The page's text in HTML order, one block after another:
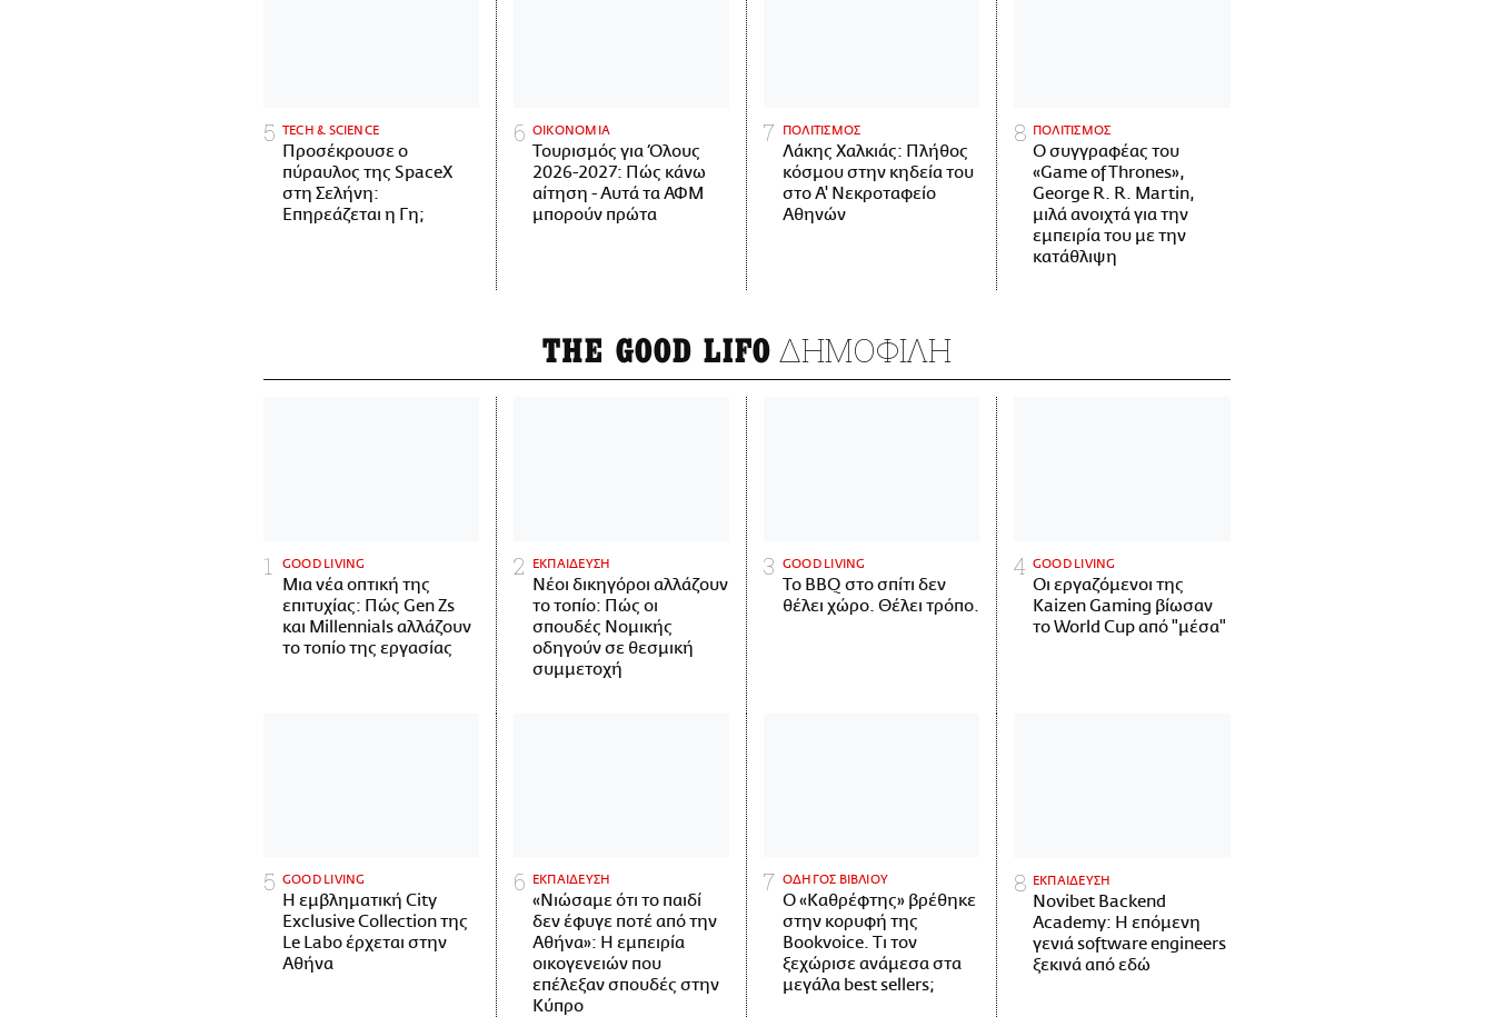
ΤECH & SCIENCE
Προσέκρουσε ο
πύραυλος της SpaceX
στη Σελήνη:
Επηρεάζεται η Γη;
ΟΙΚΟΝΟΜΙΑ
Τουρισμός για Όλους
2026-2027: Πώς κάνω
αίτηση - Αυτά τα ΑΦΜ
μπορούν πρώτα
ΠΟΛΙΤΙΣΜΟΣ
Λάκης Χαλκιάς: Πλήθος
κόσμου στην κηδεία του
στο Α' Νεκροταφείο
Αθηνών
ΠΟΛΙΤΙΣΜΟΣ
Ο συγγραφέας του
«Game of Thrones»,
George R. R. Martin,
μιλά ανοιχτά για την
εμπειρία του με την
κατάθλιψη
THE GOOD LIFO ΔΗΜΟΦΙΛΗ
GOOD LIVING
Μια νέα οπτική της
επιτυχίας: Πώς Gen Zs
και Millennials αλλάζουν
το τοπίο της εργασίας
ΕΚΠΑΙΔΕΥΣΗ
Νέοι δικηγόροι αλλάζουν
το τοπίο: Πώς οι
σπουδές Νομικής
οδηγούν σε θεσμική
συμμετοχή
GOOD LIVING
Το BBQ στο σπίτι δεν
θέλει χώρο. Θέλει τρόπο.
GOOD LIVING
Οι εργαζόμενοι της
Kaizen Gaming βίωσαν
το World Cup από "μέσα"
GOOD LIVING
Η εμβληματική City
Exclusive Collection της
Le Labo έρχεται στην
Αθήνα
ΕΚΠΑΙΔΕΥΣΗ
«Νιώσαμε ότι το παιδί
δεν έφυγε ποτέ από την
Αθήνα»: Η εμπειρία
οικογενειών που
επέλεξαν σπουδές στην
Κύπρο
ΟΔΗΓΟΣ ΒΙΒΛΙΟΥ
Ο «Καθρέφτης» βρέθηκε
στην κορυφή της
Bookvoice. Τι τον
ξεχώρισε ανάμεσα στα
μεγάλα best sellers;
ΕΚΠΑΙΔΕΥΣΗ
Novibet Backend
Academy: Η επόμενη
γενιά software engineers
ξεκινά από εδώ